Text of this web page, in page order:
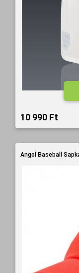
10 990 Ft‎
Angol Baseball